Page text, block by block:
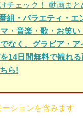
チェック！ 動画まと
組・バラエティ・エ
・音楽・歌・お笑い
なく、グラビア・
14日間無料で観れ
ら!
ションを含みます